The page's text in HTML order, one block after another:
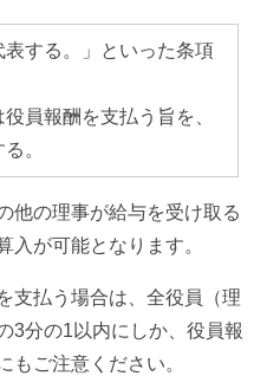
表する。」といった条項
員報酬を支払う旨を、
。
他の理事が給与を受け取る
入が可能となります。
支払う場合は、全役員（理
3分の1以内にしか、役員報
もご注意ください。